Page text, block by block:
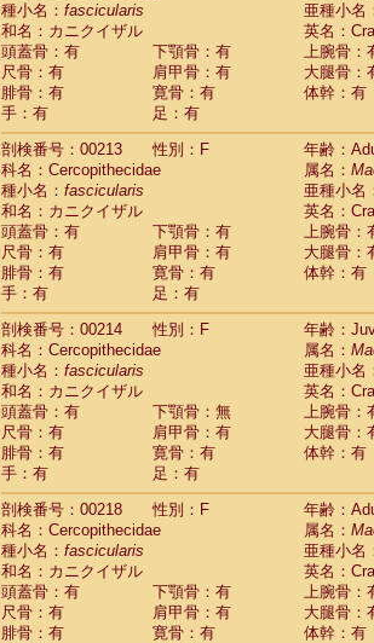
種小名： fascicularis
亜種小名
和名：カニクイザル
英名：
頭蓋骨：有
下顎骨：有
上腕骨：
尺骨：有
肩甲骨：有
大腿骨：
腓骨：有
寛骨：有
体幹：有
手：有
足：有
剖検番号：00213
性別：F
年齢：
科名：Cercopithecidae
属名：
種小名： fascicularis
亜種小名
和名：カニクイザル
英名：
頭蓋骨：有
下顎骨：有
上腕骨：
尺骨：有
肩甲骨：有
大腿骨：
腓骨：有
寛骨：有
体幹：有
手：有
足：有
剖検番号：00214
性別：F
年齢：
科名：Cercopithecidae
属名：
種小名： fascicularis
亜種小名
和名：カニクイザル
英名：
頭蓋骨：有
下顎骨：無
上腕骨：
尺骨：有
肩甲骨：有
大腿骨：
腓骨：有
寛骨：有
体幹：有
手：有
足：有
剖検番号：00218
性別：F
年齢：
科名：Cercopithecidae
属名：
種小名： fascicularis
亜種小名
和名：カニクイザル
英名：
頭蓋骨：有
下顎骨：有
上腕骨：
尺骨：有
肩甲骨：有
大腿骨：
腓骨：有
寛骨：有
体幹：有